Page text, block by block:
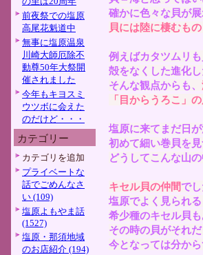
前夜祭での塩原
高尾花魁道中
無事に塩原温泉
川崎大師厄除不
動尊50年大祭開
催されました
今年もキヨスミ
ウツボに会えた
のだけど・・・
カテゴリー
カテゴリを追加
プライベートな
話でごめんなさ
い (109)
塩原よもやま話
(1527)
塩原・那須地域
のお店紹介 (194)
確かに色々な貝が
貝には陸に棲むも
例えばカタツムリ
殻をなくした進化
そんな観点からも、
「目からうろこ」
塩原に来てまだ日
初めて細い巻貝を
どうしてこんな山
キセル貝の仲間で
塩原でよく見られ
希少種のキセル貝
その時の貝がそれ
今となっては分か